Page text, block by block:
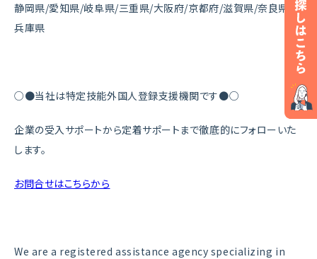
静岡県/愛知県/岐阜県/三重県/大阪府/京都府/滋賀県/奈良県/
兵庫県
○●当社は特定技能外国人登録支援機関です●○
企業の受入サポートから定着サポートまで徹底的にフォローいた
します。
お問合せはこちらから
We are a registered assistance agency specializing in